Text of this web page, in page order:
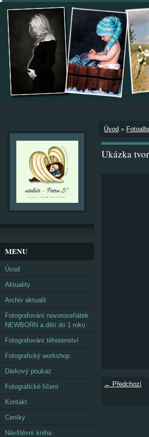
Úvod »
Ukázka
← Předchozí
MENU
Úvod
Aktuality
Archiv aktualit
Fotografování novorozeňátek
NEWBORN a dětí do 1 roku
Fotografování těhotenství
Fotografický workshop
Dárkový poukaz
Fotografické líčení
Kontakt
Ceníky
Návštěvní kniha